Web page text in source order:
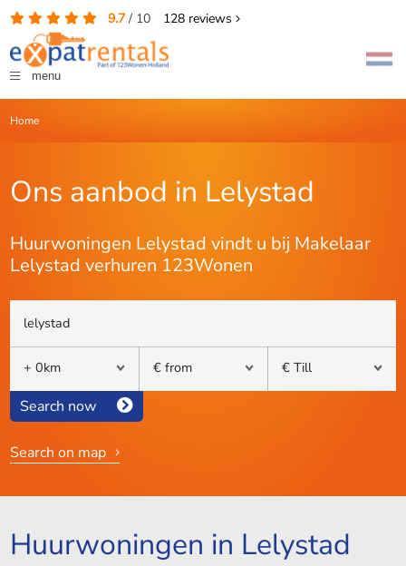
9.7/ 10 128reviews
menu
Home
Ons aanbod in Lelystad
Huurwoningen Lelystad vindt u bij Makelaar
Lelystad verhuren 123Wonen
Search now
Search on map
Huurwoningen in Lelystad